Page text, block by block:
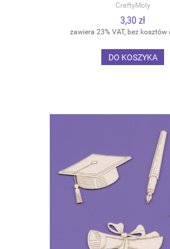
CraftyMoly
3,30 zł
zawiera 23% VAT, bez kosztów
DO KOSZYKA